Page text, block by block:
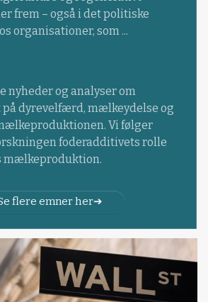
frem – også i det politiske
organisationer, som ...
nyheder og analyser om
på dyrevelfærd, mælkeydelse og
Vi følger
foderadditivets rolle
mælkeproduktion.
flere emner her